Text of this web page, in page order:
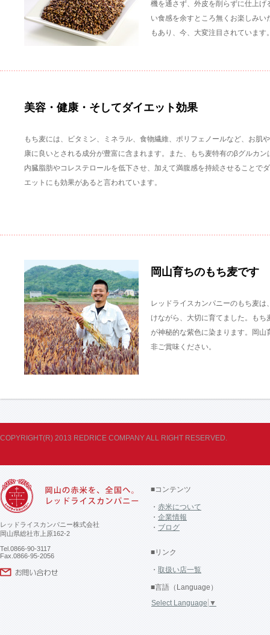
機を通さず、外皮を削らずに仕上
い食感を余すところ無くお楽しみ
もあり、今、大変注目されています
美容・健康・そしてダイエット効果
もち麦には、ビタミン、ミネラル、食物繊維、ポリフェノールなど、お肌
康に良いとされる成分が豊富に含まれます。また、もち麦特有のβグルカン
内臓脂肪やコレステロールを低下させ、加えて満腹感を持続させることで
エットにも効果があると言われています。
岡山育ちのもち麦です
レッドライスカンパニーのもち麦
けながら、大切に育てました。も
が神秘的な紫色に染まります。岡
非ご賞味ください。
COPYRIGHT(R) 2013 REDRICE COMPANY ALL RIGHT RESERVED.
レッドライスカンパニー株式会社
岡山県総社市上原162-2
Tel.0866-90-3117
Fax.0866-95-2056
■コンテンツ
・ 赤米について
・ 企業情報
・ ブログ
■リンク
・ 取扱い店一覧
■言語（Language）
Select Language ▼